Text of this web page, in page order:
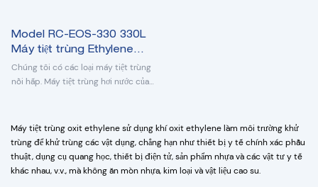
Model RC-EOS-330 330L
Máy tiệt trùng Ethylene
Oxide
Chúng tôi có các loại máy tiệt trùng
nồi hấp. Máy tiệt trùng hơi nước của
khiển tự động. Nó được làm bằng vỏ,
phòng khử trùng, máy tạo hơi nước,
hệ thống đường ống và hệ thống
điều khiển. Nó có những ưu điểm rất
Máy tiệt trùng oxit ethylene sử dụng khí oxit ethylene làm môi trường khử
trùng để khử trùng các vật dụng, chẳng hạn như thiết bị y tế chính xác phẫu
thuật, dụng cụ quang học, thiết bị điện tử, sản phẩm nhựa và các vật tư y tế
khác nhau, v.v., mà không ăn mòn nhựa, kim loại và vật liệu cao su.